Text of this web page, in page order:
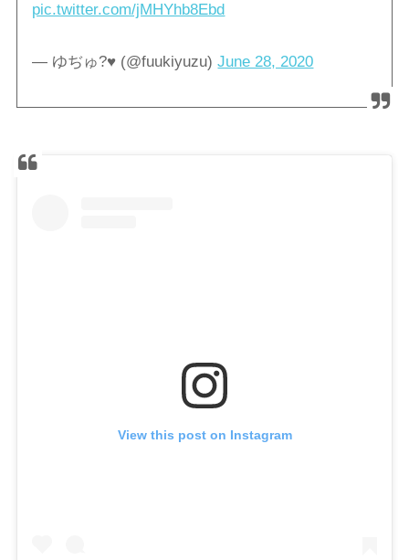
pic.twitter.com/jMHYhb8Ebd
— ゆぢゅ?♥️ (@fuukiyuzu)June 28, 2020
View this post on Instagram